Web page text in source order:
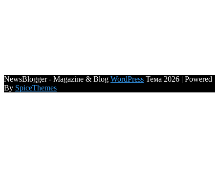
NewsBlogger - Magazine & Blog WordPress Тема 2026 | Powered
By SpiceThemes